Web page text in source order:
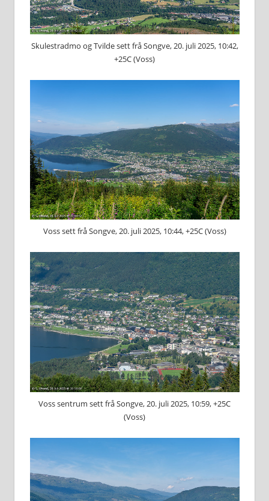
Skulestradmo og Tvilde sett frå Songve, 20. juli 2025, 10:42,
+25C (Voss)
Voss sett frå Songve, 20. juli 2025, 10:44, +25C (Voss)
Voss sentrum sett frå Songve, 20. juli 2025, 10:59, +25C
(Voss)